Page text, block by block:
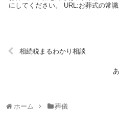
にしてください。 URL:お葬式の常
相続税まるわかり相談
ホーム 葬儀